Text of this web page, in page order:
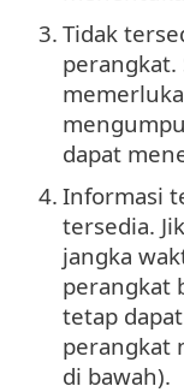
3. Tidak
dapat
4. Informasi
tersedia.
jangka
perangkat
tetap
perangkat
di bawah).